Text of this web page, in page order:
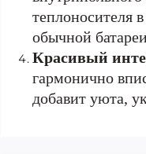
теплоносителя
обычной
Красивый
гармонично
добавит уюта,